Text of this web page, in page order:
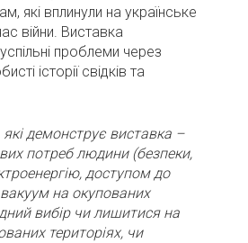
які вплинули на українське
війни. Виставка
проблеми через
історії свідків та
які демонструє виставка –
потреб людини (безпеки,
доступом до
на окупованих
вибір чи лишитися на
територіях, чи